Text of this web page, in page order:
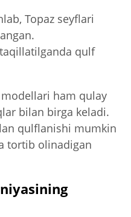
Topaz seyflari
qulf
ham qulay
bilan birga keladi.
qulflanishi mumkin
tortib olinadigan